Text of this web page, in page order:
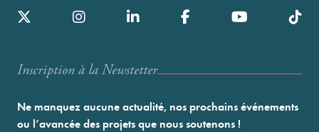
Inscription à la Newstetter
Ne manquez aucune actualité, nos prochains événements
ou l’avancée des projets que nous soutenons !